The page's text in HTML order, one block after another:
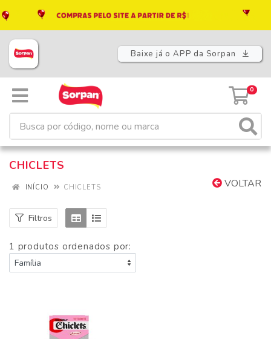
Baixe já o APP da Sorpan
0
CHICLETS
VOLTAR
INÍCIO CHICLETS
Filtros
1 produtos ordenados por: